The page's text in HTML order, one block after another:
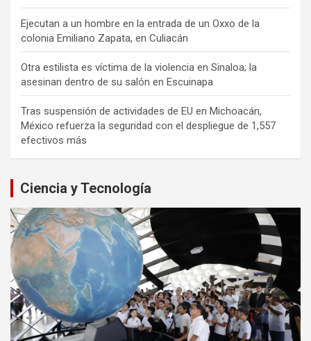
Ejecutan a un hombre en la entrada de un Oxxo de la
colonia Emiliano Zapata, en Culiacán
Otra estilista es víctima de la violencia en Sinaloa; la
asesinan dentro de su salón en Escuinapa
Tras suspensión de actividades de EU en Michoacán,
México refuerza la seguridad con el despliegue de 1,557
efectivos más
Ciencia y Tecnología